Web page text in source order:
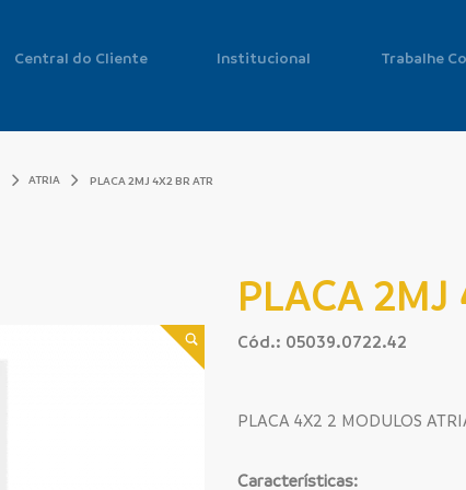
Central do Cliente Institucional Trabalhe
ATRIA PLACA 2MJ 4X2 BR ATR
PLACA 2MJ
Cód.: 05039.0722.42
PLACA 4X2 2 MODULOS
Características: